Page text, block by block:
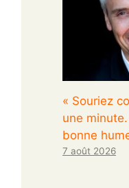
« Souriez
une
bonne
7 août 2026